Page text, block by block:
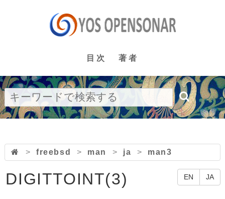
目次 著者
> freebsd > man > ja > man3
EN JA
DIGITTOINT(3)